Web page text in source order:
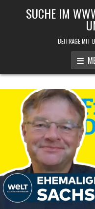
SUCHE IM
BEITRÄGE MIT